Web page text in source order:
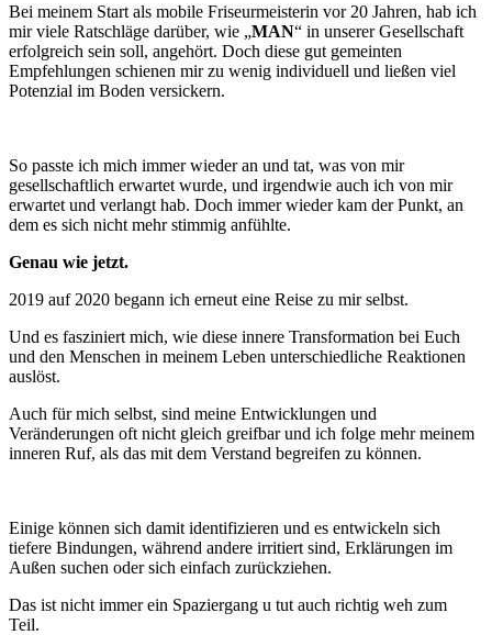
Bei meinem Start als mobile Friseurmeisterin vor 20 Jahren, hab ich
mir viele Ratschläge darüber, wie „MAN“ in unserer Gesellschaft
erfolgreich sein soll, angehört. Doch diese gut gemeinten
Empfehlungen schienen mir zu wenig individuell und ließen viel
Potenzial im Boden versickern.
So passte ich mich immer wieder an und tat, was von mir
gesellschaftlich erwartet wurde, und irgendwie auch ich von mir
erwartet und verlangt hab. Doch immer wieder kam der Punkt, an
dem es sich nicht mehr stimmig anfühlte.
Genau wie jetzt.
2019 auf 2020 begann ich erneut eine Reise zu mir selbst.
Und es fasziniert mich, wie diese innere Transformation bei Euch
und den Menschen in meinem Leben unterschiedliche Reaktionen
auslöst.
Auch für mich selbst, sind meine Entwicklungen und
Veränderungen oft nicht gleich greifbar und ich folge mehr meinem
inneren Ruf, als das mit dem Verstand begreifen zu können.
Einige können sich damit identifizieren und es entwickeln sich
tiefere Bindungen, während andere irritiert sind, Erklärungen im
Außen suchen oder sich einfach zurückziehen.
Das ist nicht immer ein Spaziergang u tut auch richtig weh zum
Teil.